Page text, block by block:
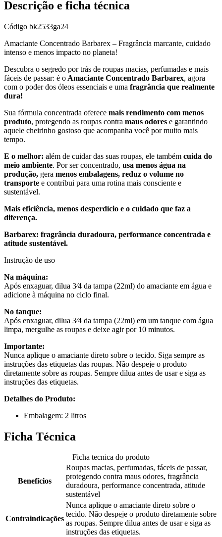
Descrição e ficha técnica
Código bk2533ga24
Amaciante Concentrado Barbarex – Fragrância marcante, cuidado
intenso e menos impacto no planeta!
Descubra o segredo por trás de roupas macias, perfumadas e mais
fáceis de passar: é o Amaciante Concentrado Barbarex, agora
com o poder dos óleos essenciais e uma fragrância que realmente
dura!
Sua fórmula concentrada oferece mais rendimento com menos
produto, protegendo as roupas contra maus odores e garantindo
aquele cheirinho gostoso que acompanha você por muito mais
tempo.
E o melhor: além de cuidar das suas roupas, ele também cuida do
meio ambiente. Por ser concentrado, usa menos água na
produção, gera menos embalagens, reduz o volume no
transporte e contribui para uma rotina mais consciente e
sustentável.
Mais eficiência, menos desperdício e o cuidado que faz a
diferença.
Barbarex: fragrância duradoura, performance concentrada e
atitude sustentável.
Instrução de uso
Na máquina:
Após enxaguar, dilua 3⁄4 da tampa (22ml) do amaciante em água e
adicione à máquina no ciclo final.
No tanque:
Após enxaguar, dilua 3⁄4 da tampa (22ml) em um tanque com água
limpa, mergulhe as roupas e deixe agir por 10 minutos.
Importante:
Nunca aplique o amaciante direto sobre o tecido. Siga sempre as
instruções das etiquetas das roupas. Não despeje o produto
diretamente sobre as roupas. Sempre dilua antes de usar e siga as
instruções das etiquetas.
Detalhes do Produto:
Embalagem: 2 litros
Ficha Técnica
Ficha tecnica do produto
Benefícios
Roupas macias, perfumadas, fáceis de passar,
protegendo contra maus odores, fragrância
duradoura, performance concentrada, atitude
sustentável
Contraindicações
Nunca aplique o amaciante direto sobre o
tecido. Não despeje o produto diretamente sobre
as roupas. Sempre dilua antes de usar e siga as
instruções das etiquetas.